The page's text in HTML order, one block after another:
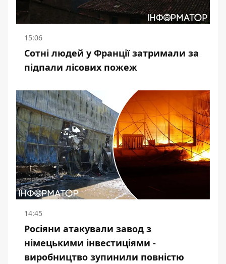
15:06
Сотні людей у Франції затримали за
підпали лісових пожеж
14:45
Росіяни атакували завод з
німецькими інвестиціями -
виробництво зупинили повністю